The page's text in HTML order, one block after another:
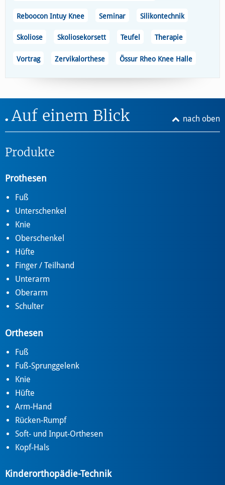
Reboocon Intuy Knee Seminar Silikontechnik
Skoliose Skoliosekorsett Teufel Therapie
Vortrag Zervikalorthese Össur Rheo Knee Halle
nach oben
Auf einem Blick
Produkte
Prothesen
Fuß
Unterschenkel
Knie
Oberschenkel
Hüfte
Finger / Teilhand
Unterarm
Oberarm
Schulter
Orthesen
Fuß
Fuß-Sprunggelenk
Knie
Hüfte
Arm-Hand
Rücken-Rumpf
Soft- und Input-Orthesen
Kopf-Hals
Kinderorthopädie-Technik